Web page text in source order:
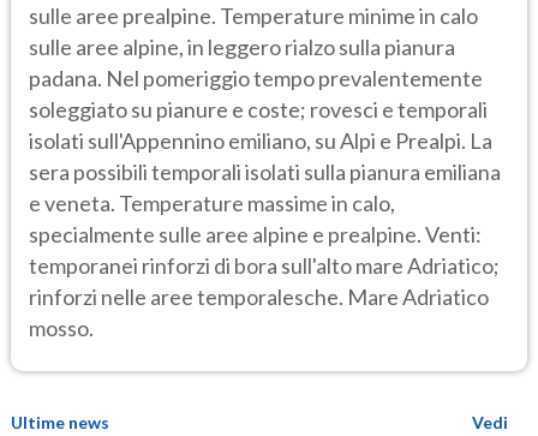
sulle aree prealpine. Temperature minime in calo
sulle aree alpine, in leggero rialzo sulla pianura
padana. Nel pomeriggio tempo prevalentemente
soleggiato su pianure e coste; rovesci e temporali
isolati sull'Appennino emiliano, su Alpi e Prealpi. La
sera possibili temporali isolati sulla pianura emiliana
e veneta. Temperature massime in calo,
specialmente sulle aree alpine e prealpine. Venti:
temporanei rinforzi di bora sull'alto mare Adriatico;
rinforzi nelle aree temporalesche. Mare Adriatico
mosso.
Ultime news
Vedi